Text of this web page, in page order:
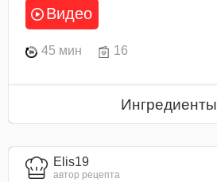
Видео
45 мин 16
Ингредиенты
Elis19
автор рецепта